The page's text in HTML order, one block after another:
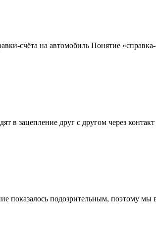
счёта на автомобиль Понятие
в зацепление друг с другом через
показалось подозрительным, поэтому мы